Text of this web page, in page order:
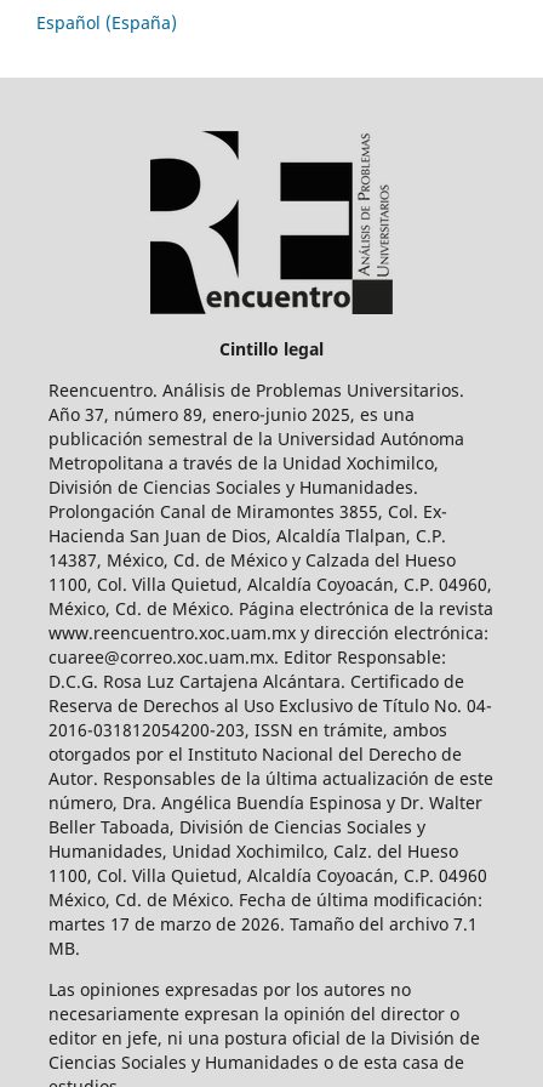
Español (España)
Cintillo legal
Reencuentro. Análisis de Problemas Universitarios.
Año 37, número 89, enero-junio 2025, es una
publicación semestral de la Universidad Autónoma
Metropolitana a través de la Unidad Xochimilco,
División de Ciencias Sociales y Humanidades.
Prolongación Canal de Miramontes 3855, Col. Ex-
Hacienda San Juan de Dios, Alcaldía Tlalpan, C.P.
14387, México, Cd. de México y Calzada del Hueso
1100, Col. Villa Quietud, Alcaldía Coyoacán, C.P. 04960,
México, Cd. de México. Página electrónica de la revista
www.reencuentro.xoc.uam.mx y dirección electrónica:
cuaree@correo.xoc.uam.mx. Editor Responsable:
D.C.G. Rosa Luz Cartajena Alcántara. Certificado de
Reserva de Derechos al Uso Exclusivo de Título No. 04-
2016-031812054200-203, ISSN en trámite, ambos
otorgados por el Instituto Nacional del Derecho de
Autor. Responsables de la última actualización de este
número, Dra. Angélica Buendía Espinosa y Dr. Walter
Beller Taboada, División de Ciencias Sociales y
Humanidades, Unidad Xochimilco, Calz. del Hueso
1100, Col. Villa Quietud, Alcaldía Coyoacán, C.P. 04960
México, Cd. de México. Fecha de última modificación:
martes 17 de marzo de 2026. Tamaño del archivo 7.1
MB.
Las opiniones expresadas por los autores no
necesariamente expresan la opinión del director o
editor en jefe, ni una postura oficial de la División de
Ciencias Sociales y Humanidades o de esta casa de